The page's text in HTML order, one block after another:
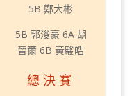
5B 鄭大彬
5B 郭浚豪 6A 胡
晉爾 6B 黃駿皓
總決賽